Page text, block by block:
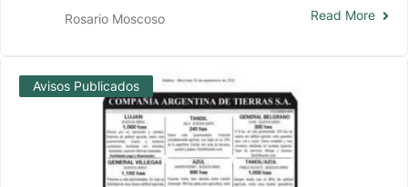
Rosario Moscoso Read More
Avisos Publicados